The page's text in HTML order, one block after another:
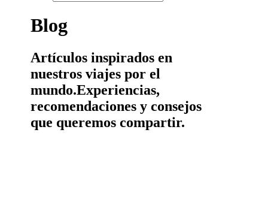
Blog
Artículos inspirados en
nuestros viajes por el
mundo.Experiencias,
recomendaciones y consejos
que queremos compartir.